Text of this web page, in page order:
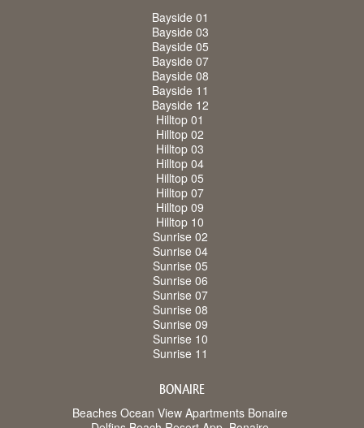
Bayside 01
Bayside 03
Bayside 05
Bayside 07
Bayside 08
Bayside 11
Bayside 12
Hilltop 01
Hilltop 02
Hilltop 03
Hilltop 04
Hilltop 05
Hilltop 07
Hilltop 09
Hilltop 10
Sunrise 02
Sunrise 04
Sunrise 05
Sunrise 06
Sunrise 07
Sunrise 08
Sunrise 09
Sunrise 10
Sunrise 11
BONAIRE
Beaches Ocean View Apartments Bonaire